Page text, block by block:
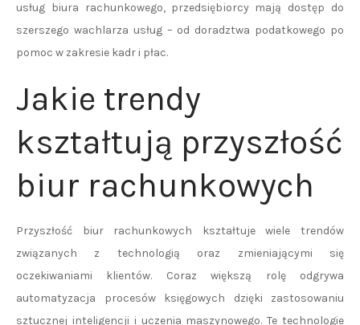
usług biura rachunkowego, przedsiębiorcy mają dostęp do
szerszego wachlarza usług – od doradztwa podatkowego po
pomoc w zakresie kadr i płac.
Jakie trendy
kształtują przyszłość
biur rachunkowych
Przyszłość biur rachunkowych kształtuje wiele trendów
związanych z technologią oraz zmieniającymi się
oczekiwaniami klientów. Coraz większą rolę odgrywa
automatyzacja procesów księgowych dzięki zastosowaniu
sztucznej inteligencji i uczenia maszynowego. Te technologie